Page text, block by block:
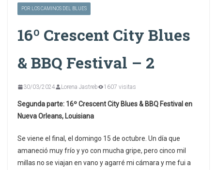
POR LOS CAMINOS DEL BLUES
16º Crescent City Blues
& BBQ Festival – 2
30/03/2024 Lorena Jastreb 1607 visitas
Segunda parte: 16º Crescent City Blues & BBQ Festival en
Nueva Orleans, Louisiana
Se viene el final, el domingo 15 de octubre. Un día que
amaneció muy frío y yo con mucha gripe, pero cinco mil
millas no se viajan en vano y agarré mi cámara y me fui a